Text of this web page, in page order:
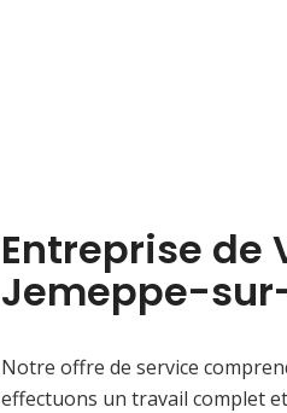
Entreprise de
Jemeppe-
Notre offre de service
effectuons un travail complet